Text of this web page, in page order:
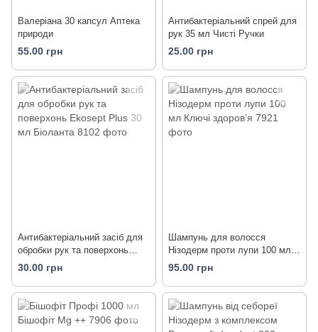
Валеріана 30 капсул Аптека
природи
55.00 грн
Антибактеріальний спрей для
рук 35 мл Чисті Ручки
25.00 грн
Антибактеріальний засіб для
обробки рук та поверхонь
Ekosept Plus 30 мл Біоланта
30.00 грн
Шампунь для волосся
Нізодерм проти лупи 100 мл
Ключі здоров’я
95.00 грн